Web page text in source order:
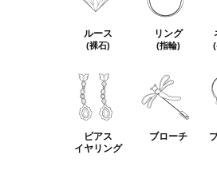
ルース
(裸石)
リング
(指輪)
ピアス
イヤリング
ブローチ